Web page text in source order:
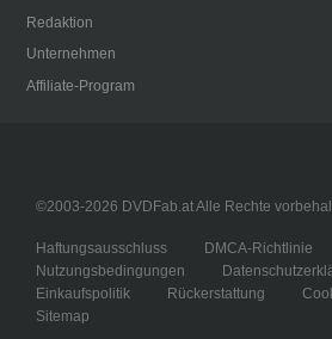
Redaktion
Unternehmen
Affiliate-Program
©2003-2026 DVDFab.at Alle Rechte
Haftungsausschluss
DMCA-Richtlinie
Nutzungsbedingungen
Einkaufspolitik
Rückerstattung
Sitemap